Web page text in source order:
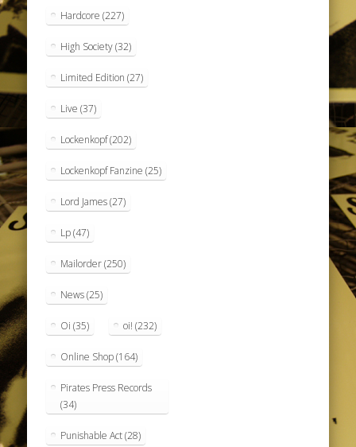
Hardcore (227)
High Society(32)
Limited Edition (27)
Live (37)
Lockenkopf(202)
Lockenkopf Fanzine (25)
Lord James(27)
Lp(47)
Mailorder(250)
News(25)
Oi (35) oi! (232)
Online Shop(164)
Pirates Press Records
(34)
Punishable Act(28)